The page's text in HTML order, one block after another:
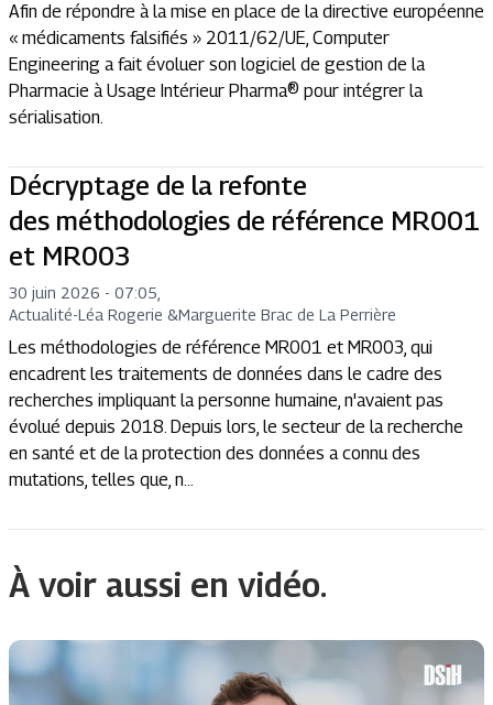
Afin de répondre à la mise en place de la directive européenne
« médicaments falsifiés » 2011/62/UE, Computer
Engineering a fait évoluer son logiciel de gestion de la
Pharmacie à Usage Intérieur Pharma® pour intégrer la
sérialisation.
Décryptage de la refonte
des méthodologies de référence MR001
et MR003
30 juin 2026 - 07:05
Actualité-Léa Rogerie &Marguerite Brac de La Perrière
Les méthodologies de référence MR001 et MR003, qui
encadrent les traitements de données dans le cadre des
recherches impliquant la personne humaine, n'avaient pas
évolué depuis 2018. Depuis lors, le secteur de la recherche
en santé et de la protection des données a connu des
mutations, telles que, n...
À voir aussi en vidéo.